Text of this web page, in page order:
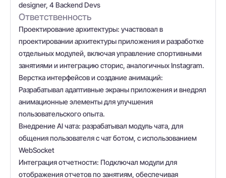
designer, 4 Backend Devs
Ответственность
Проектирование архитектуры: участвовал в
проектировании архитектуры приложения и разработке
отдельных модулей, включая управление спортивными
занятиями и интеграцию сторис, аналогичных Instagram.
Верстка интерфейсов и создание анимаций:
Разрабатывал адаптивные экраны приложения и внедрял
анимационные элементы для улучшения
пользовательского опыта.
Внедрение AI чата: разрабатывал модуль чата, для
общения пользователя с чат ботом, с использованием
WebSocket
Интеграция отчетности: Подключал модули для
отображения отчетов по занятиям, обеспечивая